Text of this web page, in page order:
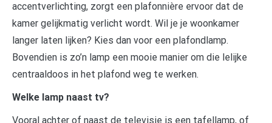
accentverlichting, zorgt een plafonnière ervoor dat de
kamer gelijkmatig verlicht wordt. Wil je je woonkamer
langer laten lijken? Kies dan voor een plafondlamp.
Bovendien is zo’n lamp een mooie manier om die lelijke
centraaldoos in het plafond weg te werken.
Welke lamp naast tv?
Vooral achter of naast de televisie is een tafellamp, of